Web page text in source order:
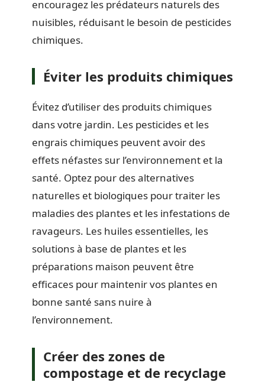
encouragez les prédateurs naturels des
nuisibles, réduisant le besoin de pesticides
chimiques.
Éviter les produits chimiques
Évitez d’utiliser des produits chimiques
dans votre jardin. Les pesticides et les
engrais chimiques peuvent avoir des
effets néfastes sur l’environnement et la
santé. Optez pour des alternatives
naturelles et biologiques pour traiter les
maladies des plantes et les infestations de
ravageurs. Les huiles essentielles, les
solutions à base de plantes et les
préparations maison peuvent être
efficaces pour maintenir vos plantes en
bonne santé sans nuire à
l’environnement.
Créer des zones de
compostage et de recyclage